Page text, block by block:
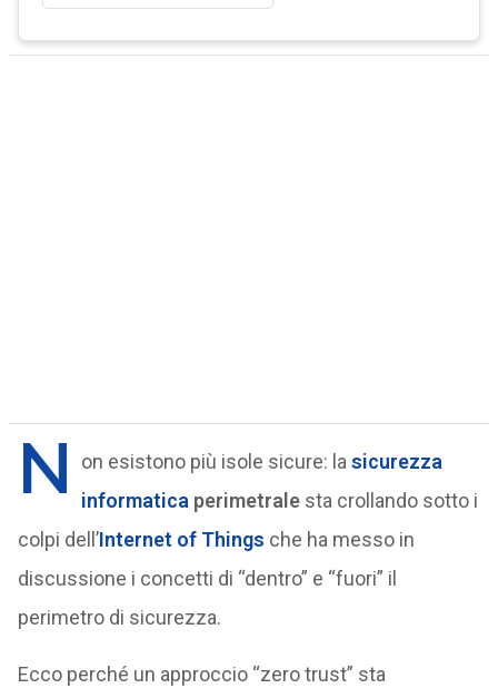
N on esistono più isole sicure: la sicurezza
informatica perimetralesta crollando sotto i
colpi dell’Internet of Things che ha messo in
discussione i concetti di “dentro” e “fuori” il
perimetro di sicurezza.
Ecco perché un approccio “zero trust” sta